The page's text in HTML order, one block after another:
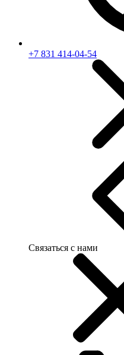
+7 831 414-04-54
Связаться с нами